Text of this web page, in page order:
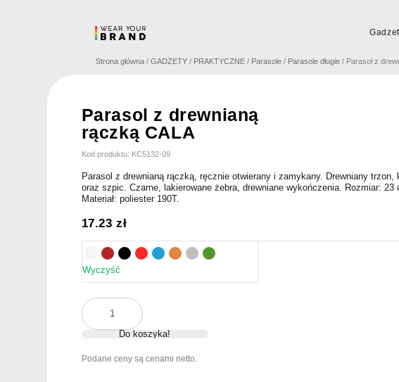
Strona główna /GADŻETY / PRAKTYCZNE / Parasole / Parasole długie / Parasol z
Parasol z drewnianą
rączką CALA
Kod produktu: KC5132-09
Parasol z drewnianą rączką, ręcznie otwierany i zamykany. Drewniany trzon,
oraz szpic. Czarne, lakierowane żebra, drewniane wykończenia. Rozmiar: 23
Materiał: poliester 190T.
17.23zł
Wyczyść
ilość
Parasol
drewnianą
Do koszyka!
Podane ceny są cenami netto.